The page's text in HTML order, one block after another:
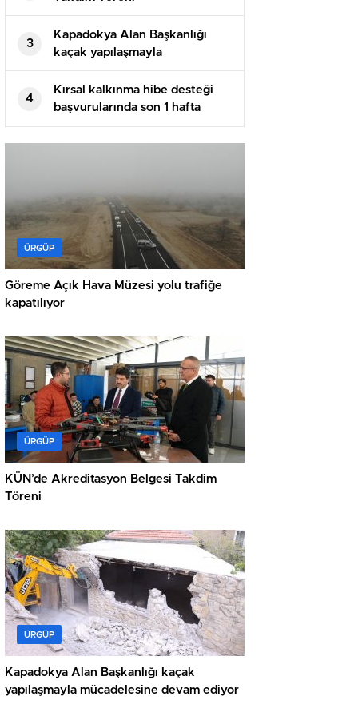
3
Kapadokya Alan Başkanlığı
kaçak yapılaşmayla
mücadelesine devam ediyor
4
Kırsal kalkınma hibe desteği
başvurularında son 1 hafta
ÜRGÜP
Göreme Açık Hava Müzesi yolu trafiğe
kapatılıyor
ÜRGÜP
KÜN’de Akreditasyon Belgesi Takdim
Töreni
ÜRGÜP
Kapadokya Alan Başkanlığı kaçak
yapılaşmayla mücadelesine devam ediyor